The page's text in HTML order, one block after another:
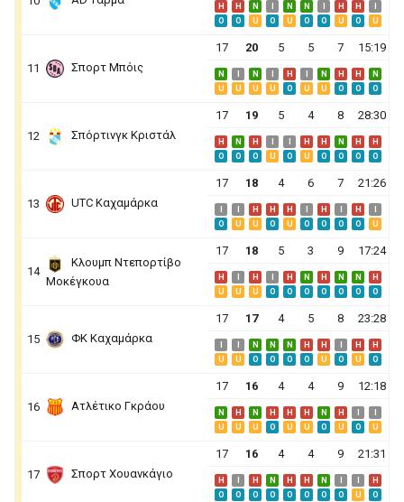
H H N N N H H
O
O U O U O O U O U
11 Σπορτ Μπόις
17 20 5 5 7 15:19
N N H N H H
N
U
U U U O U U O O O
12 Σπόρτινγκ Κριστάλ
17 19 5 4 8 28:30
H N H H H N H
H
O
O O U O U O O O O
13 UΤC Καχαμάρκα
17 18 4 6 7 21:26
H H H H H
O
U U O U O O O O U
14
Κλουμπ Ντεπορτίβο
Μοκέγκουα
17 18 5 3 9 17:24
H H H N H N N
H
U
U U O O O O O O O
15 ΦΚ Καχαμάρκα
17 17 4 5 8 23:28
N N N H H H
H
U
U O O O O U O U O
16 Ατλέτικο Γκράου
17 16 4 4 9 12:18
N H N H H H N H
U
U U O U U O U O U
17 Σπορτ Χουανκάγιο
17 16 4 4 9 21:31
H H N H H N
H
O
O O O O O O O U O